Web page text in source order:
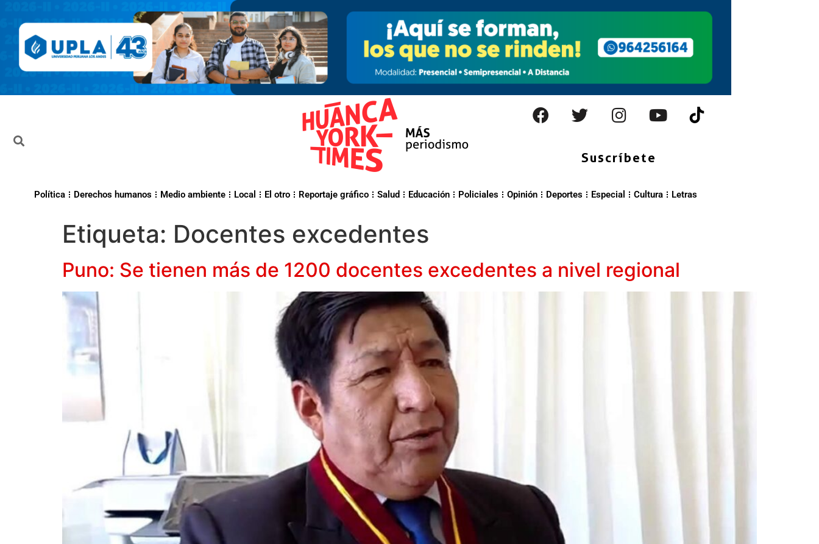
Suscríbete
Política Derechos humanos Medio ambiente Local El otro Reportaje gráfico Salud Educación Policiales Opinión Deportes Especial Cultura Letras
Etiqueta: Docentes excedentes
Puno: Se tienen más de 1200 docentes excedentes a nivel regional